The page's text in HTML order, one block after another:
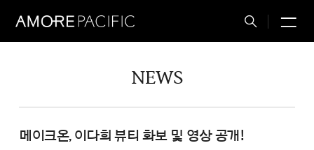
Total
NEWS
메이크온, 이다희 뷰티 화보 및 영상 공개!